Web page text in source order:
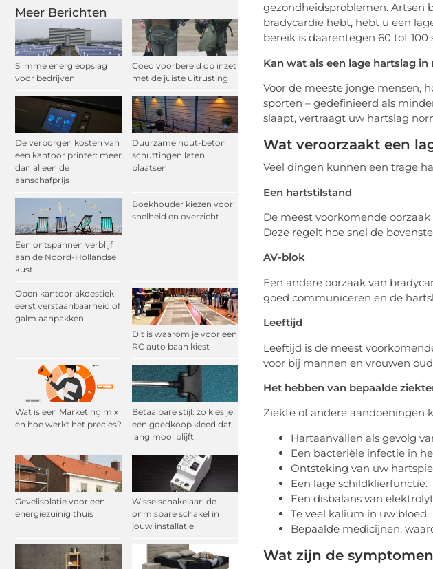
Meer Berichten
Slimme energieopslag
voor bedrijven
Goed voorbereid op inzet
met de juiste uitrusting
De verborgen kosten van
een kantoor printer: meer
dan alleen de
aanschafprijs
Duurzame hout-beton
schuttingen laten
plaatsen
Een ontspannen verblijf
aan de Noord-Hollandse
kust
Boekhouder kiezen voor
snelheid en overzicht
Open kantoor akoestiek
eerst verstaanbaarheid of
galm aanpakken
Dit is waarom je voor een
RC auto baan kiest
Wat is een Marketing mix
en hoe werkt het precies?
Betaalbare stijl: zo kies je
een goedkoop kleed dat
lang mooi blijft
Gevelisolatie voor een
energiezuinig thuis
Wisselschakelaar: de
onmisbare schakel in
jouw installatie
gezondheidsproblemen. Artsen
bradycardie hebt, hebt u een
bereik is daarentegen 60 tot
Kan wat als een lage hartslag
Voor de meeste jonge mensen,
sporten – gedefinieerd als
slaapt, vertraagt uw hartslag
Wat veroorzaakt een
Veel dingen kunnen een trage
Een hartstilstand
De meest voorkomende
Deze regelt hoe snel de
AV-blok
Een andere oorzaak van
goed communiceren en de
Leeftijd
Leeftijd is de meest
voor bij mannen en vrouwen
Het hebben van bepaalde
Ziekte of andere aandoeningen
Hartaanvallen als gevolg
Een bacteriële infectie in
Ontsteking van uw
Een lage schildklierfunctie.
Een disbalans van
Te veel kalium in uw bloed.
Bepaalde medicijnen,
Wat zijn de